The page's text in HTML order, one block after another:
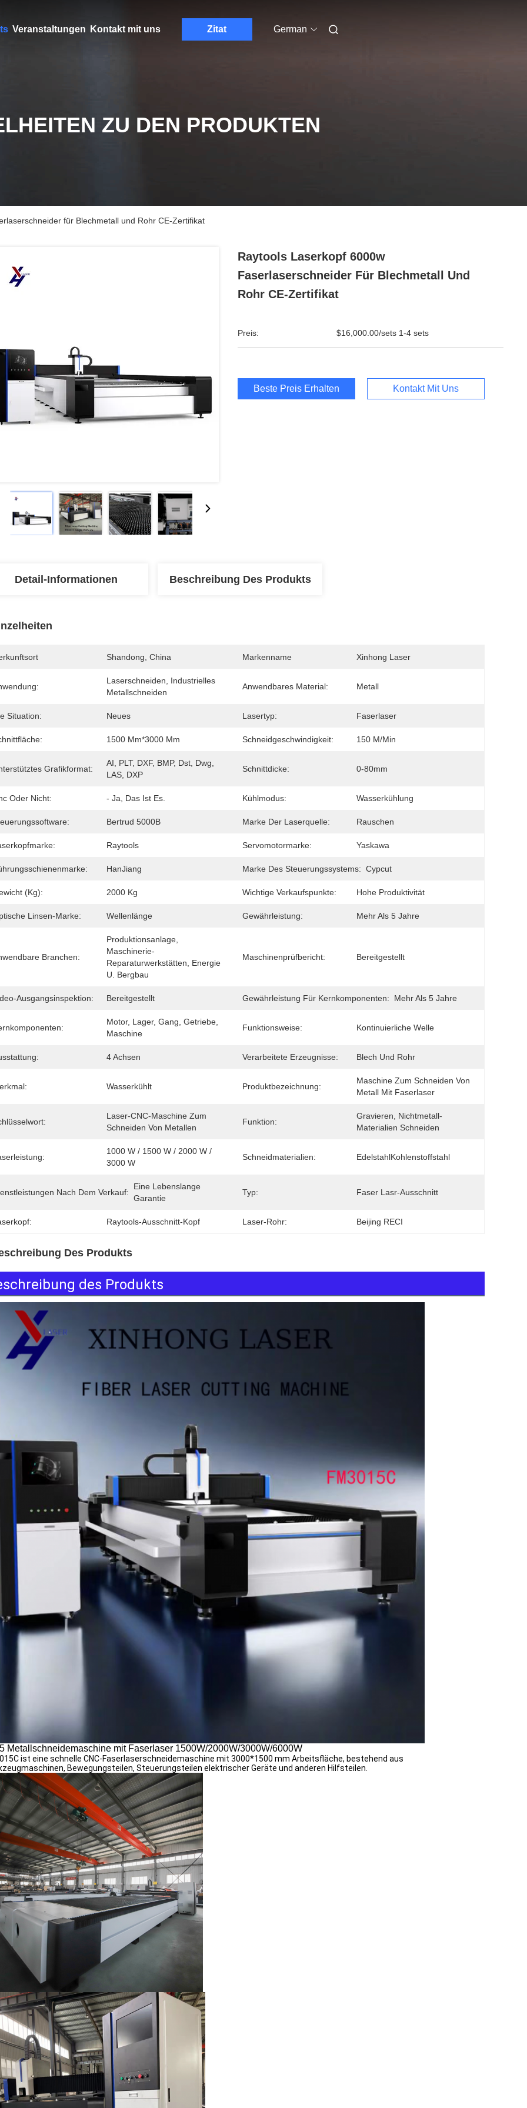
Veranstaltungen Kontakt mit uns Zitat German
ZU DEN PRODUKTEN
für Blechmetall und Rohr CE-Zertifikat
Raytools Laserkopf 6000w
Faserlaserschneider Für Blechmetall Und
Rohr CE-Zertifikat
Preis: $16,000.00/sets 1-4 sets
Beste Preis Erhalten Kontakt Mit Uns
Detail-Informationen Beschreibung Des Produkts
Shandong, China Markenname Xinhong Laser
Laserschneiden, Industrielles
Metallschneiden
Anwendbares Material: Metall
Situation: Neues Lasertyp: Faserlaser
1500 Mm*3000 Mm Schneidgeschwindigkeit: 150 M/min
Grafikformat:
AI, PLT, DXF, BMP, Dst, Dwg,
LAS, DXP
Schnittdicke: 0-80mm
Oder Nicht: - Ja, Das Ist Es. Kühlmodus: Wasserkühlung
Bertrud 5000B Marke Der Laserquelle: Rauschen
Raytools Servomotormarke: Yaskawa
HanJiang Marke Des Steuerungssystems: Cypcut
(Kg): 2000 Kg Wichtige Verkaufspunkte: Hohe Produktivität
Linsen-Marke: Wellenlänge Gewährleistung: Mehr Als 5 Jahre
Branchen:
Produktionsanlage,
Maschinerie-
Reparaturwerkstätten, Energie
U. Bergbau
Maschinenprüfbericht: Bereitgestellt
Ausgangsinspektion: Bereitgestellt Gewährleistung Für Kernkomponenten: Mehr Als 5 Jahre
Motor, Lager, Gang, Getriebe,
Maschine
Funktionsweise: Kontinuierliche Welle
4 Achsen Verarbeitete Erzeugnisse: Blech Und Rohr
Wasserkühlt Produktbezeichnung:
Maschine Zum Schneiden Von
Metall Mit Faserlaser
Laser-CNC-Maschine Zum
Schneiden Von Metallen
Funktion:
Gravieren, Nichtmetall-
Materialien Schneiden
1000 W / 1500 W / 2000 W /
3000 W
Schneidmaterialien: EdelstahlKohlenstoffstahl
Nach Dem Verkauf:
Eine Lebenslange
Garantie
Typ: Faser Lasr-Ausschnitt
Raytools-Ausschnitt-Kopf Laser-Rohr: Beijing RECI
Des Produkts
des Produkts
Metallschneidemaschine mit Faserlaser 1500W/2000W/3000W/6000W
ist eine schnelle CNC-Faserlaserschneidemaschine mit 3000*1500 mm Arbeitsfläche, bestehend aus
Bewegungsteilen, Steuerungsteilen elektrischer Geräte und anderen Hilfsteilen.